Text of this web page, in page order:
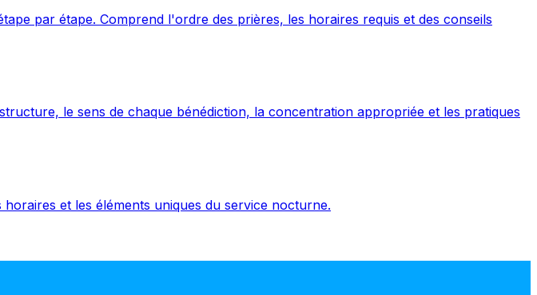
par étape. Comprend l'ordre des prières, les horaires requis et des conseils
le sens de chaque bénédiction, la concentration appropriée et les pratiques
et les éléments uniques du service nocturne.